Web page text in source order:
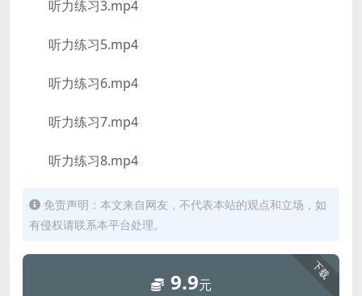
听力练习3.mp4
听力练习5.mp4
听力练习6.mp4
听力练习7.mp4
听力练习8.mp4
免责声明：本文来自网友，不代表本站的观点和立场，如
有侵权请联系本平台处理。
下载
9.9元